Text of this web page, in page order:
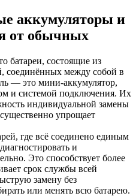
аккумуляторы и
от обычных
батареи, состоящие из
соединённых между собой в
— это мини-аккумулятор,
и системой подключения. Их
индивидуальной замены
упрощает
где всё соединено единым
и
Это способствует более
срок службы всей
замену без
или менять всю батарею.